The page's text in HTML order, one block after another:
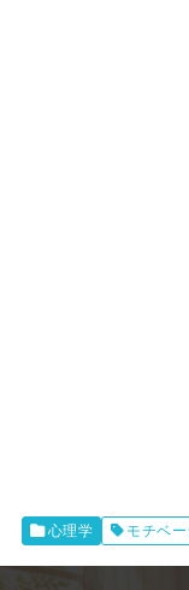
心理学 モチベ